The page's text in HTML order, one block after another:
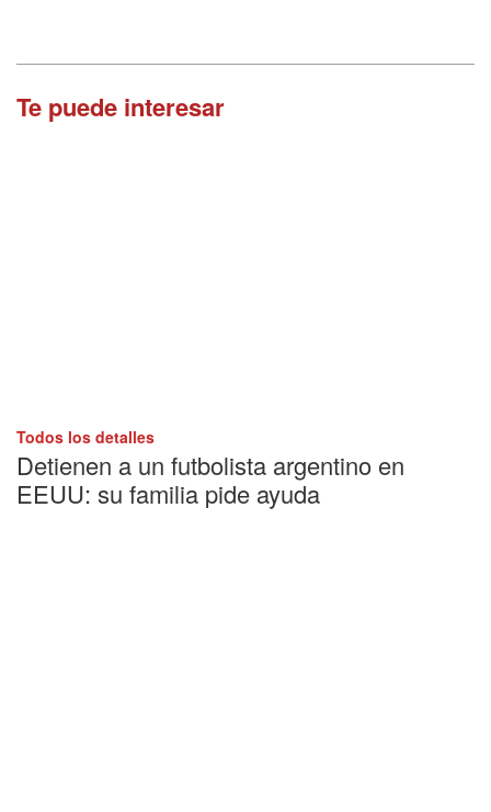
Te puede interesar
Todos los detalles
Detienen a un futbolista argentino en
EEUU: su familia pide ayuda